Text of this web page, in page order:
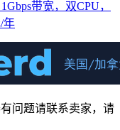
带宽，双CPU，
年
问题请联系卖家，请